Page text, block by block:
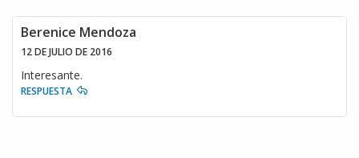
Berenice Mendoza
12 DE JULIO DE 2016
Interesante.
RESPUESTA